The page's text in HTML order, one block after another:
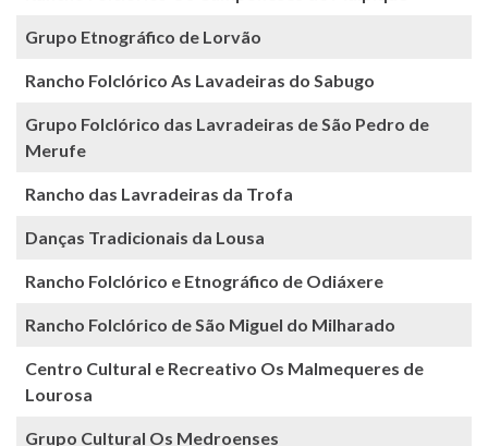
Grupo Etnográfico de Lorvão
Rancho Folclórico As Lavadeiras do Sabugo
Grupo Folclórico das Lavradeiras de São Pedro de
Merufe
Rancho das Lavradeiras da Trofa
Danças Tradicionais da Lousa
Rancho Folclórico e Etnográfico de Odiáxere
Rancho Folclórico de São Miguel do Milharado
Centro Cultural e Recreativo Os Malmequeres de
Lourosa
Grupo Cultural Os Medroenses